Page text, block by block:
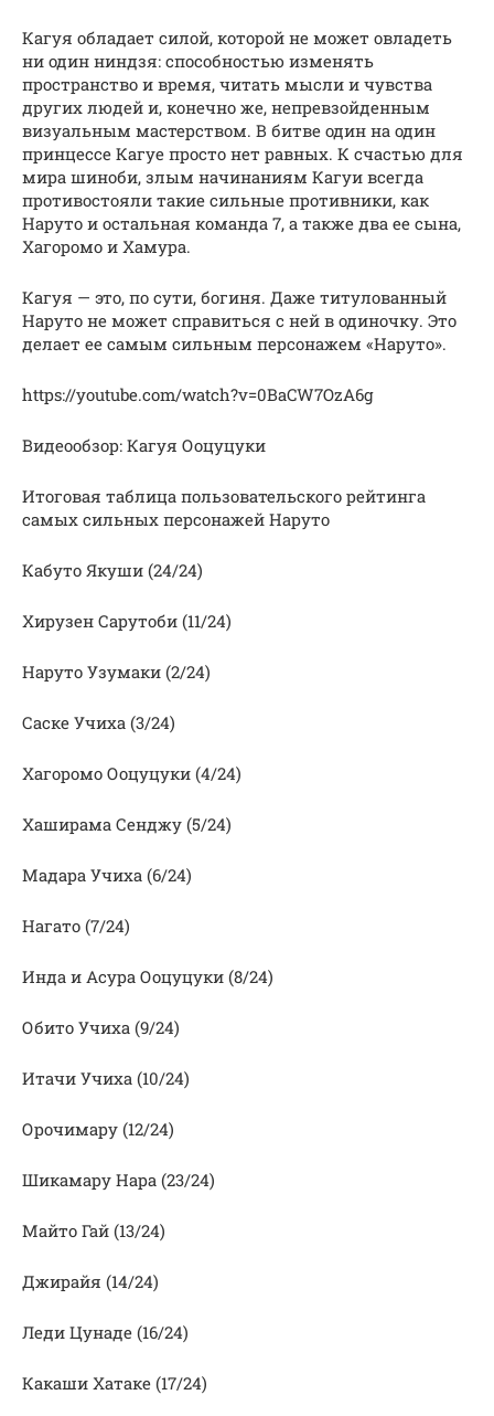
Кагуя обладает силой, которой не может овладеть
ни один ниндзя: способностью изменять
пространство и время, читать мысли и чувства
других людей и, конечно же, непревзойденным
визуальным мастерством. В битве один на один
принцессе Кагуе просто нет равных. К счастью для
мира шиноби, злым начинаниям Кагуи всегда
противостояли такие сильные противники, как
Наруто и остальная команда 7, а также два ее сына,
Хагоромо и Хамура.
Кагуя — это, по сути, богиня. Даже титулованный
Наруто не может справиться с ней в одиночку. Это
делает ее самым сильным персонажем «Наруто».
https://youtube.com/watch?v=0BaCW7OzA6g
Видеообзор: Кагуя Ооцуцуки
Итоговая таблица пользовательского рейтинга
самых сильных персонажей Наруто
Кабуто Якуши (24/24)
Хирузен Сарутоби (11/24)
Наруто Узумаки (2/24)
Саске Учиха (3/24)
Хагоромо Ооцуцуки (4/24)
Хаширама Сенджу (5/24)
Мадара Учиха (6/24)
Нагато (7/24)
Инда и Асура Ооцуцуки (8/24)
Обито Учиха (9/24)
Итачи Учиха (10/24)
Орочимару (12/24)
Шикамару Нара (23/24)
Майто Гай (13/24)
Джирайя (14/24)
Леди Цунаде (16/24)
Какаши Хатаке (17/24)